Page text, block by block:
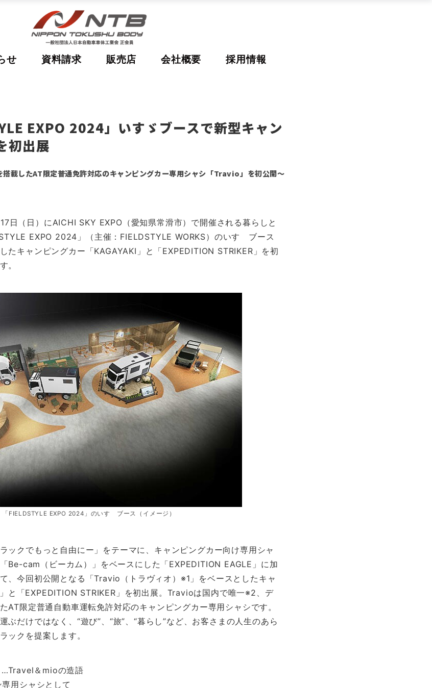
せ 資料請求 販売店 会社概要 採用情報
EXPO 2024」いすゞブースで新型キャン
初出展
搭載したAT限定普通免許対応のキャンピングカー専用シャシ「Travio」を初公開～
日（日）にAICHI SKY EXPO（愛知県常滑市）で開催される暮らしと
EXPO 2024」（主催：FIELDSTYLE WORKS）のいすゞブース
たキャンピングカー「KAGAYAKI」と「EXPEDITION STRIKER」を初
。
「FIELDSTYLE EXPO 2024」のいすゞブース（イメージ）
ックでもっと自由にー」をテーマに、キャンピングカー向け専用シャ
Be-cam（ビーカム）」をベースにした「EXPEDITION EAGLE」に加
、今回初公開となる「Travio（トラヴィオ）※1」をベースとしたキャ
と「EXPEDITION STRIKER」を初出展。Travioは国内で唯一※2、デ
AT限定普通自動車運転免許対応のキャンピングカー専用シャシです。
ぶだけではなく、“遊び”、“旅”、“暮らし”など、お客さまの人生のあら
ックを提案します。
＆mioの造語
用シャシとして